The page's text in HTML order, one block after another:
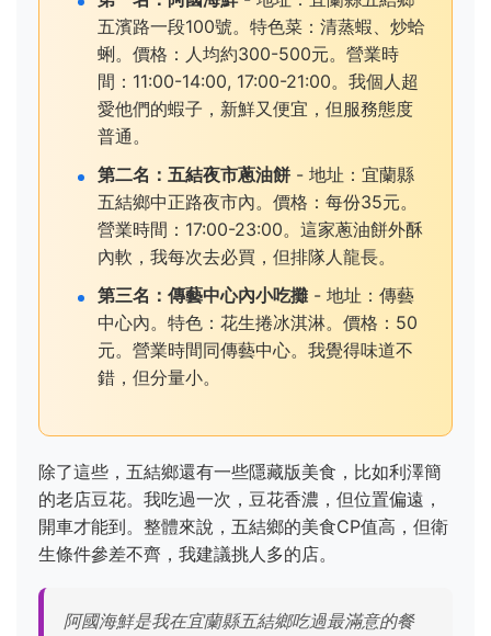
五濱路一段100號。特色菜：清蒸蝦、炒蛤
蜊。價格：人均約300-500元。營業時
間：11:00-14:00, 17:00-21:00。我個人超
愛他們的蝦子，新鮮又便宜，但服務態度
普通。
第二名：五結夜市蔥油餅 - 地址：宜蘭縣
五結鄉中正路夜市內。價格：每份35元。
營業時間：17:00-23:00。這家蔥油餅外酥
內軟，我每次去必買，但排隊人龍長。
第三名：傳藝中心內小吃攤 - 地址：傳藝
中心內。特色：花生捲冰淇淋。價格：50
元。營業時間同傳藝中心。我覺得味道不
錯，但分量小。
除了這些，五結鄉還有一些隱藏版美食，比如利澤簡
的老店豆花。我吃過一次，豆花香濃，但位置偏遠，
開車才能到。整體來說，五結鄉的美食CP值高，但衛
生條件參差不齊，我建議挑人多的店。
阿國海鮮是我在宜蘭縣五結鄉吃過最滿意的餐